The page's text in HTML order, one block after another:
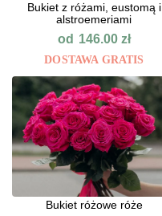
Bukiet z różami, eustomą i
alstroemeriami
od 146.00 zł
DOSTAWA GRATIS
Bukiet różowe róże